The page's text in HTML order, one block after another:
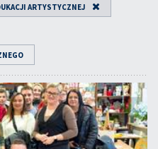
ARTYSTYCZNEJ